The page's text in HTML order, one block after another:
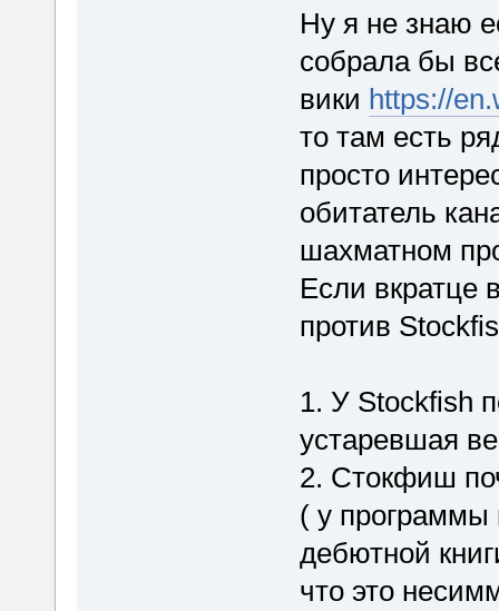
Ну я не знаю
собрала бы
вики https://
то там есть
просто
обитатель
шахматном
Если вкратце
против
1. У Stockfish
устаревшая
2. Стокфиш
( у программы
дебютной
что это